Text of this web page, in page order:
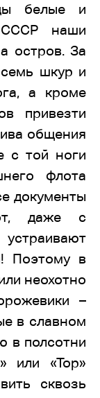
белые и
наши
остров. За
семь шкур и
а кроме
привезти
общения
с той ноги
флота
документы
даже с
Поэтому в
неохотно
–
в славном
в полсотни
или «Тор»
сквозь